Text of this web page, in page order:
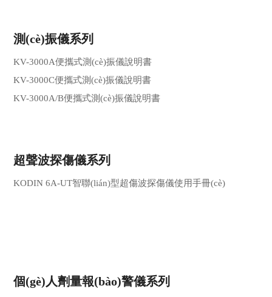
測(cè)振儀系列
KV-3000A便攜式測(cè)振儀說明書
KV-3000C便攜式測(cè)振儀說明書
KV-3000A/B便攜式測(cè)振儀說明書
超聲波探傷儀系列
KODIN 6A-UT智聯(lián)型超傷波探傷儀使用手冊(cè)
個(gè)人劑量報(bào)警儀系列